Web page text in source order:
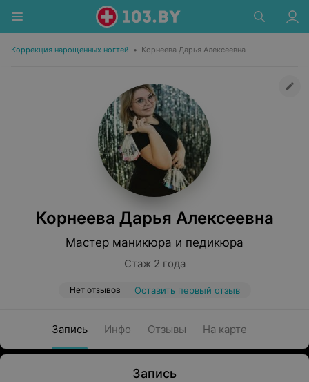
Коррекция нарощенных ногтей • Корнеева Дарья Алексеевна
Корнеева Дарья Алексеевна
Мастер маникюра и педикюра
Стаж 2 года
Нет отзывов Оставить первый отзыв
Запись Инфо Отзывы На карте
Запись